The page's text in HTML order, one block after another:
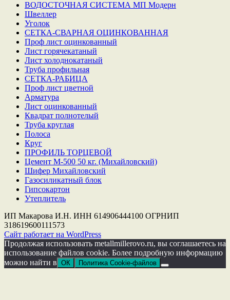
ВОДОСТОЧНАЯ СИСТЕМА МП Модерн
Швеллер
Уголок
СЕТКА-СВАРНАЯ ОЦИНКОВАННАЯ
Проф лист оцинкованный
Лист горячекатаный
Лист холоднокатаный
Труба профильная
СЕТКА-РАБИЦА
Проф лист цветной
Арматура
Лист оцинкованный
Квадрат полнотелый
Труба круглая
Полоса
Круг
ПРОФИЛЬ ТОРЦЕВОЙ
Цемент М-500 50 кг. (Михайловский)
Шифер Михайловский
Газосиликатный блок
Гипсокартон
Утеплитель
ИП Макарова И.Н. ИНН 614906444100 ОГРНИП
318619600111573
Сайт работает на WordPress
Продолжая использовать metallmillerovo.ru, вы соглашаетесь на
использование файлов cookie. Более подробную информацию
можно найти в ОК Политика Cookie-файлов